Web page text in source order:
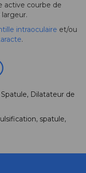
active courbe de
intraoculaire et/ou
.
Dilatateur de
, spatule,